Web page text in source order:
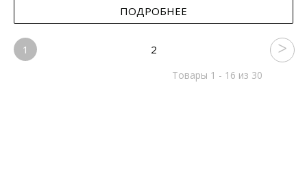
ПОДРОБНЕЕ
1 2
Товары 1 - 16 из 30